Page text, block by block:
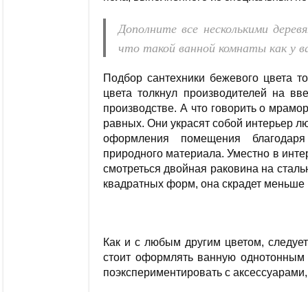
Дополните все несколькими
что такой ванной комнаты как у
Подбор сантехники бежевого цвета
цвета толкнул производителей на
производстве. А что говорить о
равных. Они украсят собой интерьер
оформления помещения
природного материала. Уместно в
смотреться двойная раковина на
квадратных форм, она скрадет меньше
Как и с любым другим цветом,
стоит оформлять ванную
поэкспериментировать с